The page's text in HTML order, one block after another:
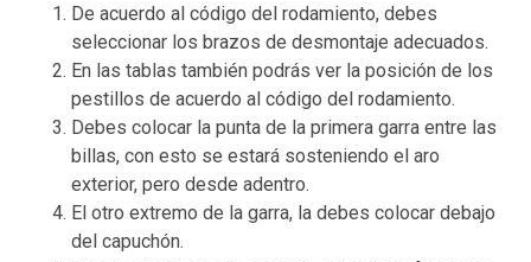
De acuerdo al código del rodamiento, debes
seleccionar los brazos de desmontaje adecuados.
En las tablas también podrás ver la posición de los
pestillos de acuerdo al código del rodamiento.
Debes colocar la punta de la primera garra entre las
billas, con esto se estará sosteniendo el aro
exterior, pero desde adentro.
El otro extremo de la garra, la debes colocar debajo
del capuchón.